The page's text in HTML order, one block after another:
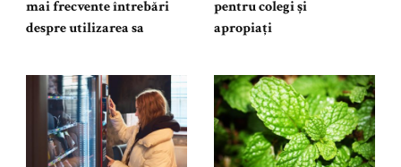
mai frecvente întrebări
despre utilizarea sa
pentru colegi și
apropiați